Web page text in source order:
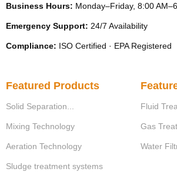
Business Hours: Monday–Friday, 8:00
Emergency Support: 24/7 Availability
Compliance: ISO Certified · EPA Registered
Featured Products
Solid Separation...
Mixing Technology
Aeration Technology
Sludge treatment systems
Fluid
Gas
Water